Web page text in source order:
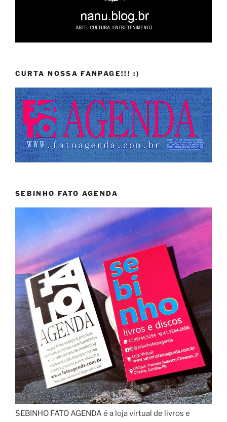
CURTA NOSSA FANPAGE!!! :)
SEBINHO FATO AGENDA
SEBINHO FATO AGENDA é a loja virtual de livros e